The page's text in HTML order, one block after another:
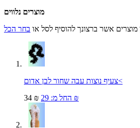
מוצרים נלווים
מוצרים אשר ברצונך להוסיף לסל או בחר הכל
צעיף נוצות עבה שחור לבן אדום<
34 ₪
החל מ: 29 ₪